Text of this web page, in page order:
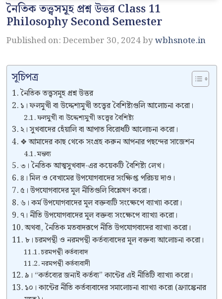
নৈতিক তত্ত্বসমূহ প্রশ্ন উত্তর Class 11
Philosophy Second Semester
Published on: December 30, 2024bywbhsnote.in
সূচিপত্র
নৈতিক তত্ত্বসমূহ প্রশ্ন উত্তর
১। ফলমুখী বা উদ্দেশ্যমুখী তত্ত্বের বৈশিষ্ট্যগুলি আলোচনা করো।
ফলমুখী বা উদ্দেশ্যমুখী তত্ত্বের বৈশিষ্ট্য
২। সুখবাদের হেঁয়ালি বা আপাত বিরোধটি আলোচনা করো।
❖ আমাদের কাছ থেকে সংগ্রহ করুন আপনার পছন্দের সাজেশন
মন্তব্য
৩। নৈতিক আত্মসুখবাদ-এর কয়েকটি বৈশিষ্ট্য লেখ।
৪। মিল ও বেখামের উপযোগবাদের সংক্ষিপ্ত পরিচয় দাও।
৫। উপযোগবাদের মূল নীতিগুলি বিশ্লেষণ করো।
৬। কর্ম উপযোগবাদের মূল বক্তব্যটি সংক্ষেপে ব্যাখ্যা করো।
৭। নীতি উপযোগবাদের মূল বক্তব্য সংক্ষেপে ব্যাখ্যা করো।
অথবা, নৈতিক মতবাদরূপে নীতি উপযোগবাদের ব্যাখ্যা করো।
৮। চরমপন্থী ও নরমপন্থী কর্তব্যবাদের মূল বক্তব্য আলোচনা করো।
চরমপন্থী কর্তব্যবাদ
নরমপন্থী কর্তব্যবাদী
৯। “কর্তব্যের জন্যই কর্তব্য” কান্টের এই নীতিটি ব্যাখ্যা করো।
১০। কান্টের নীতি কর্তব্যবাদের সমালোচনা ব্যাখ্যা করো (ফ্র্যাঙ্কেনার